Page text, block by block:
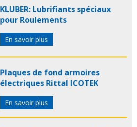
KLUBER: Lubrifiants spéciaux
pour Roulements
En savoir plus
Plaques de fond armoires
électriques Rittal ICOTEK
En savoir plus